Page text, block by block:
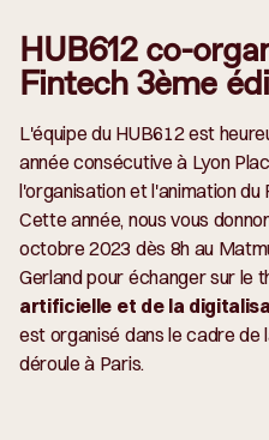
HUB612 co-
Fintech 3ème
L'équipe du HUB612 est
année consécutive à Lyon
l'organisation et l'animation
Cette année, nous vous
octobre 2023 dès 8h au
Gerland pour échanger sur le
artificielle et de la
est organisé dans le cadre de
déroule à Paris.